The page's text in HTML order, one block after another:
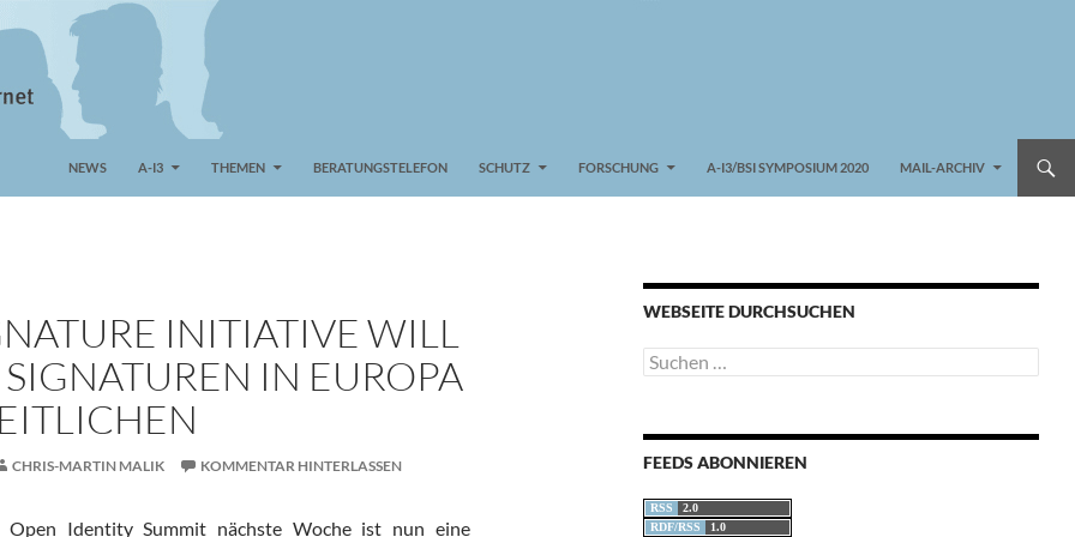
NEWS A-I3 THEMEN BERATUNGSTELEFON SCHUTZ FORSCHUNG A-I3/BSI SYMPOSIUM 2020 MAIL-ARCHIV
INITIATIVE WILL
IN EUROPA
CHRIS-MARTIN MALIK KOMMENTAR HINTERLASSEN
Identity Summit nächste Woche ist nun eine
WEBSEITE DURCHSUCHEN
Suchen
nach:
FEEDS ABONNIEREN
RSS
2.0
RDF/RSS
1.0